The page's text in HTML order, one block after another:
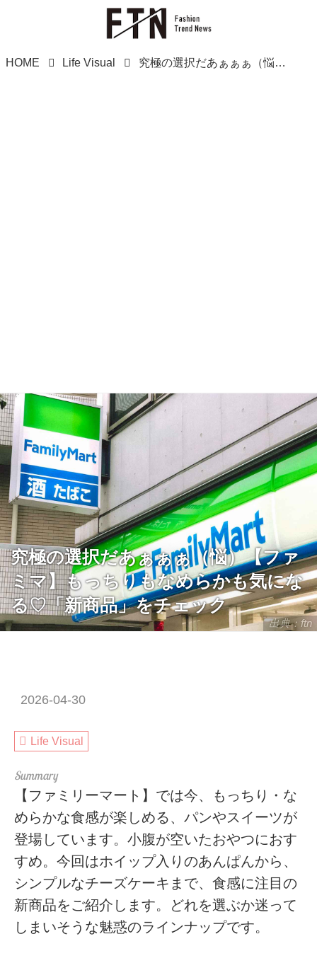
HOME Life Visual 究極の選択だあぁぁぁ（悩）【ファミマ】もっちりもなめらかも気になる♡「新商品」をチェック
出典：ftn
究極の選択だあぁぁぁ（悩）【ファ
ミマ】もっちりもなめらかも気にな
る♡「新商品」をチェック
2026-04-30
Life Visual
【ファミリーマート】では今、もっちり・な
めらかな食感が楽しめる、パンやスイーツが
登場しています。小腹が空いたおやつにおす
すめ。今回はホイップ入りのあんぱんから、
シンプルなチーズケーキまで、食感に注目の
新商品をご紹介します。どれを選ぶか迷って
しまいそうな魅惑のラインナップです。